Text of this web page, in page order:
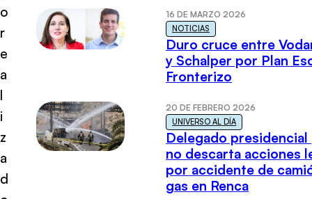
o
r
e
a
l
i
z
a
d
16 DE MARZO 2026
NOTICIAS
Duro cruce entre
y Schalper por Plan
Fronterizo
20 DE FEBRERO 2026
UNIVERSO AL DÍA
Delegado presidencial
no descarta acciones
por accidente de
gas en Renca